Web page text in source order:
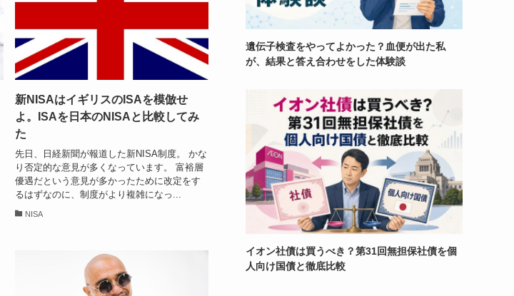
新NISAはイギリスのISAを模倣せ
よ。ISAを日本のNISAと比較してみ
た
先日、日経新聞が報道した新NISA制度。 かな
り否定的な意見が多くなっています。 富裕層
優遇だという意見が多かったために改定をす
るはずなのに、制度がより複雑になっ...
NISA
遺伝子検査をやってよかった？血便が出た私
が、結果と答え合わせをした体験談
イオン社債は買うべき？第31回無担保社債を個
人向け国債と徹底比較